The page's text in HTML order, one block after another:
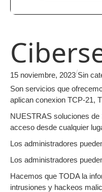
15 noviembre, 2023/Sin
Son servicios que
aplican conexion TCP-21,
NUESTRAS soluciones
acceso desde cualquier
Los administradores
Los administradores
Hacemos que TODA la
intrusiones y hackeos